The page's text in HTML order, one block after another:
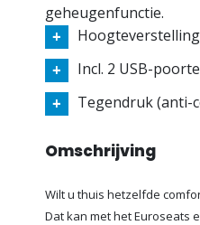
geheugenfunctie.
Hoogteverstelling
Incl. 2 USB-
Tegendruk (anti-
Omschrijving
Wilt u thuis hetzelfde
Dat kan met het Euroseats